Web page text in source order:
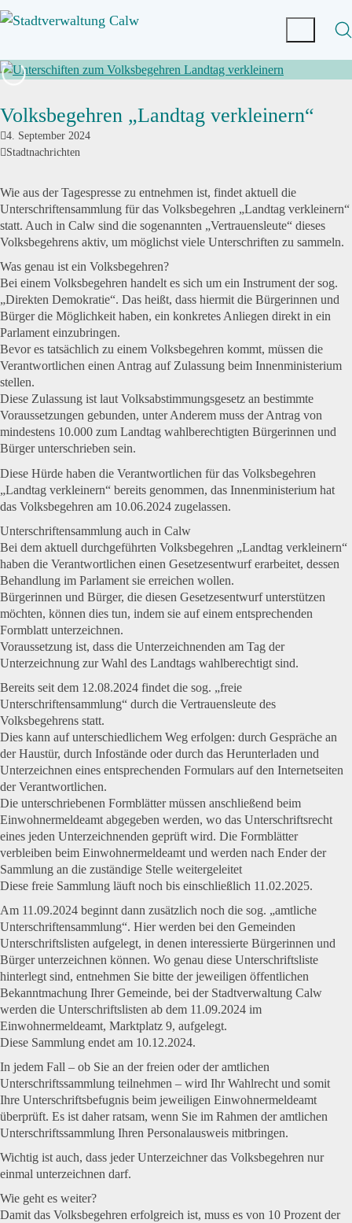
Volksbegehren „Landtag verkleinern“
4. September 2024
Stadtnachrichten
Wie aus der Tagespresse zu entnehmen ist, findet aktuell die
Unterschriftensammlung für das Volksbegehren „Landtag verkleinern“
statt. Auch in Calw sind die sogenannten „Vertrauensleute“ dieses
Volksbegehrens aktiv, um möglichst viele Unterschriften zu sammeln.
Was genau ist ein Volksbegehren?
Bei einem Volksbegehren handelt es sich um ein Instrument der sog.
„Direkten Demokratie“. Das heißt, dass hiermit die Bürgerinnen und
Bürger die Möglichkeit haben, ein konkretes Anliegen direkt in ein
Parlament einzubringen.
Bevor es tatsächlich zu einem Volksbegehren kommt, müssen die
Verantwortlichen einen Antrag auf Zulassung beim Innenministerium
stellen.
Diese Zulassung ist laut Volksabstimmungsgesetz an bestimmte
Voraussetzungen gebunden, unter Anderem muss der Antrag von
mindestens 10.000 zum Landtag wahlberechtigten Bürgerinnen und
Bürger unterschrieben sein.
Diese Hürde haben die Verantwortlichen für das Volksbegehren
„Landtag verkleinern“ bereits genommen, das Innenministerium hat
das Volksbegehren am 10.06.2024 zugelassen.
Unterschriftensammlung auch in Calw
Bei dem aktuell durchgeführten Volksbegehren „Landtag verkleinern“
haben die Verantwortlichen einen Gesetzesentwurf erarbeitet, dessen
Behandlung im Parlament sie erreichen wollen.
Bürgerinnen und Bürger, die diesen Gesetzesentwurf unterstützen
möchten, können dies tun, indem sie auf einem entsprechenden
Formblatt unterzeichnen.
Voraussetzung ist, dass die Unterzeichnenden am Tag der
Unterzeichnung zur Wahl des Landtags wahlberechtigt sind.
Bereits seit dem 12.08.2024 findet die sog. „freie
Unterschriftensammlung“ durch die Vertrauensleute des
Volksbegehrens statt.
Dies kann auf unterschiedlichem Weg erfolgen: durch Gespräche an
der Haustür, durch Infostände oder durch das Herunterladen und
Unterzeichnen eines entsprechenden Formulars auf den Internetseiten
der Verantwortlichen.
Die unterschriebenen Formblätter müssen anschließend beim
Einwohnermeldeamt abgegeben werden, wo das Unterschriftsrecht
eines jeden Unterzeichnenden geprüft wird. Die Formblätter
verbleiben beim Einwohnermeldeamt und werden nach Ender der
Sammlung an die zuständige Stelle weitergeleitet
Diese freie Sammlung läuft noch bis einschließlich 11.02.2025.
Am 11.09.2024 beginnt dann zusätzlich noch die sog. „amtliche
Unterschriftensammlung“. Hier werden bei den Gemeinden
Unterschriftslisten aufgelegt, in denen interessierte Bürgerinnen und
Bürger unterzeichnen können. Wo genau diese Unterschriftsliste
hinterlegt sind, entnehmen Sie bitte der jeweiligen öffentlichen
Bekanntmachung Ihrer Gemeinde, bei der Stadtverwaltung Calw
werden die Unterschriftslisten ab dem 11.09.2024 im
Einwohnermeldeamt, Marktplatz 9, aufgelegt.
Diese Sammlung endet am 10.12.2024.
In jedem Fall – ob Sie an der freien oder der amtlichen
Unterschriftssammlung teilnehmen – wird Ihr Wahlrecht und somit
Ihre Unterschriftsbefugnis beim jeweiligen Einwohnermeldeamt
überprüft. Es ist daher ratsam, wenn Sie im Rahmen der amtlichen
Unterschriftssammlung Ihren Personalausweis mitbringen.
Wichtig ist auch, dass jeder Unterzeichner das Volksbegehren nur
einmal unterzeichnen darf.
Wie geht es weiter?
Damit das Volksbegehren erfolgreich ist, muss es von 10 Prozent der